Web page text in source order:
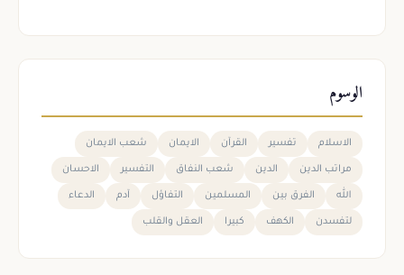
الوسوم
الاسلام تفسير القرآن الايمان شعب الايمان
مراتب الدين الدين شعب النفاق التفسير الاحسان
الله الفرق بين المسلمين التفاؤل آدم الدعاء
لتفسدن الكهف كبيرا العقل والقلب